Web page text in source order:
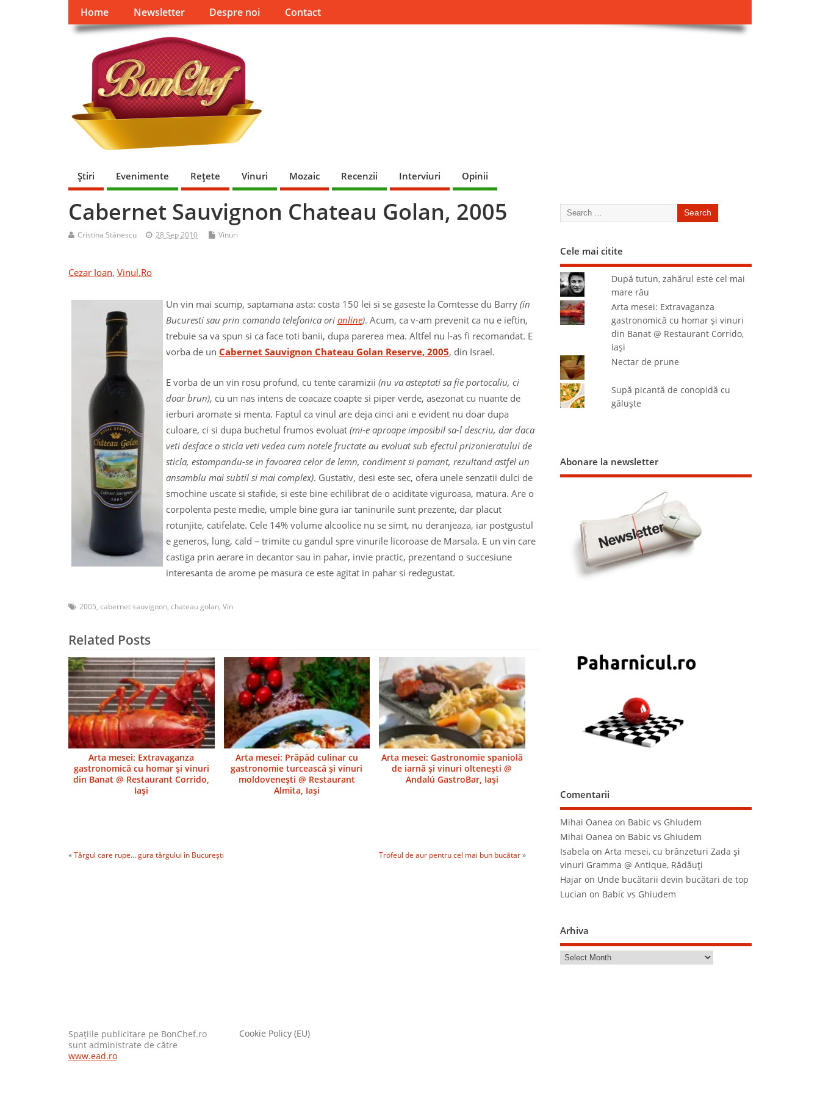
Home Newsletter Despre noi Contact
Ştiri Evenimente Reţete Vinuri Mozaic Recenzii Interviuri Opinii
Cabernet Sauvignon Chateau Golan, 2005
Cristina Stănescu 28 Sep 2010 Vinuri
Cezar Ioan, Vinul.Ro
Un vin mai scump, saptamana asta: costa 150 lei si se gaseste la Comtesse du Barry (in
Bucuresti sau prin comanda telefonica ori online). Acum, ca v-am prevenit ca nu e ieftin,
trebuie sa va spun si ca face toti banii, dupa parerea mea. Altfel nu l-as fi recomandat. E
vorba de un Cabernet Sauvignon Chateau Golan Reserve, 2005, din Israel.
E vorba de un vin rosu profund, cu tente caramizii (nu va asteptati sa fie portocaliu, ci
doar brun), cu un nas intens de coacaze coapte si piper verde, asezonat cu nuante de
ierburi aromate si menta. Faptul ca vinul are deja cinci ani e evident nu doar dupa
culoare, ci si dupa buchetul frumos evoluat (mi-e aproape imposibil sa-l descriu, dar daca
veti desface o sticla veti vedea cum notele fructate au evoluat sub efectul prizonieratului de
sticla, estompandu-se in favoarea celor de lemn, condiment si pamant, rezultand astfel un
ansamblu mai subtil si mai complex). Gustativ, desi este sec, ofera unele senzatii dulci de
smochine uscate si stafide, si este bine echilibrat de o aciditate viguroasa, matura. Are o
corpolenta peste medie, umple bine gura iar taninurile sunt prezente, dar placut
rotunjite, catifelate. Cele 14% volume alcoolice nu se simt, nu deranjeaza, iar postgustul
e generos, lung, cald – trimite cu gandul spre vinurile licoroase de Marsala. E un vin care
castiga prin aerare in decantor sau in pahar, invie practic, prezentand o succesiune
interesanta de arome pe masura ce este agitat in pahar si redegustat.
2005, cabernet sauvignon, chateau golan, Vin
Related Posts
Arta mesei: Extravaganza
gastronomică cu homar şi vinuri
din Banat @ Restaurant Corrido,
Iaşi
Arta mesei: Prăpăd culinar cu
gastronomie turcească şi vinuri
moldoveneşti @ Restaurant
Almita, Iaşi
Arta mesei: Gastronomie spaniolă
de iarnă şi vinuri olteneşti @
Andalú GastroBar, Iaşi
«Târgul care rupe… gura târgului în Bucureşti Trofeul de aur pentru cel mai bun bucătar»
Cele mai citite
După tutun, zahărul este cel mai
mare rău
Arta mesei: Extravaganza
gastronomică cu homar şi vinuri
din Banat @ Restaurant Corrido,
Iaşi
Nectar de prune
Supă picantă de conopidă cu
găluşte
Abonare la newsletter
Comentarii
Mihai Oanea on Babic vs Ghiudem
Mihai Oanea on Babic vs Ghiudem
Isabela onArta mesei, cu brânzeturi Zada şi
vinuri Gramma @ Antique, Rădăuţi
Hajar on Unde bucătarii devin bucătari de top
Lucian on Babic vs Ghiudem
Arhiva
Spaţiile publicitare pe BonChef.ro
sunt administrate de către
www.ead.ro
Cookie Policy (EU)